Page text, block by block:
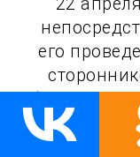
его
бойкот так